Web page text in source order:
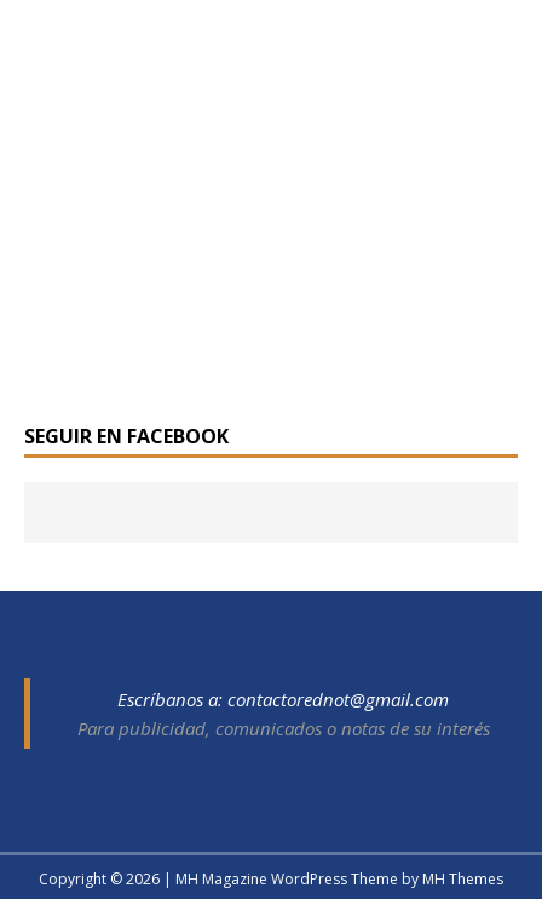
SEGUIR EN FACEBOOK
Escríbanos a: contactorednot@gmail.com
Para publicidad, comunicados o notas de su interés
Copyright © 2026 | MH Magazine WordPress Theme by MH Themes